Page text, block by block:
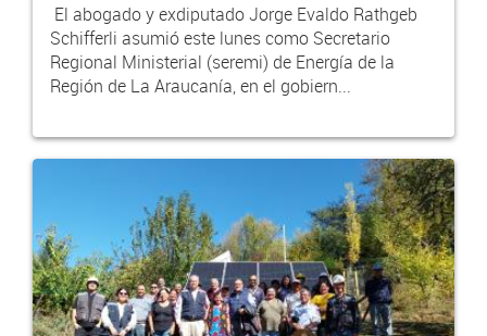
El abogado y exdiputado Jorge Evaldo Rathgeb
Schifferli asumió este lunes como Secretario
Regional Ministerial (seremi) de Energía de la
Región de La Araucanía, en el gobiern...